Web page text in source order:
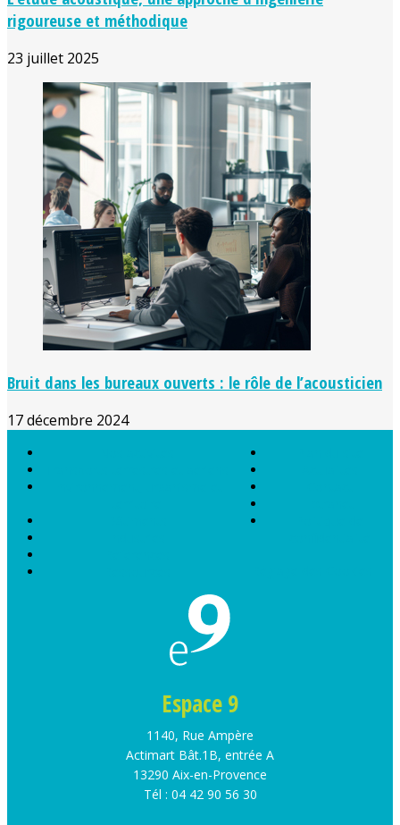
rigoureuse et méthodique
23 juillet 2025
Bruit dans les bureaux ouverts : le rôle de l’acousticien
17 décembre 2024
Espace 9
1140, Rue Ampère
Actimart Bât.1B, entrée A
13290 Aix-en-Provence
Tél : 04 42 90 56 30